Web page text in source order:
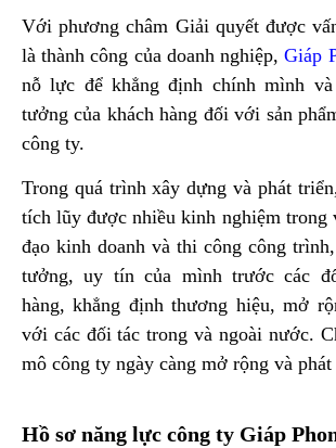
Với phương châm Giải quyết được
là thành công của doanh nghiệp,Giáp
nỗ lực để khẳng định chính mình
tưởng của khách hàng đối với sản
công ty.
Trong quá trình xây dựng và phát
tích lũy được nhiều kinh nghiệm trong
đạo kinh doanh và thi công công
tưởng, uy tín của mình trước các
hàng, khẳng định thương hiệu, mở
với các đối tác trong và ngoài nước.
mô công ty ngày càng mở rộng và
Hồ sơ năng lực công ty Giáp